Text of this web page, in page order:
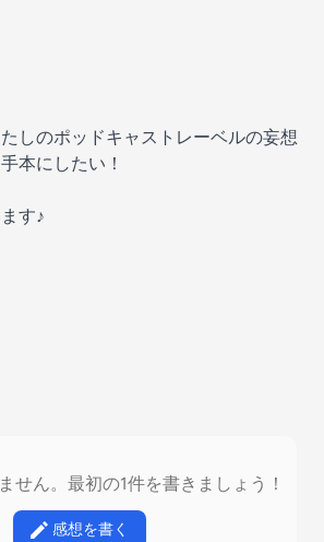
しのポッドキャストレーベルの妄想
本にしたい！
す♪
せん。最初の1件を書きましょう！
感想を書く